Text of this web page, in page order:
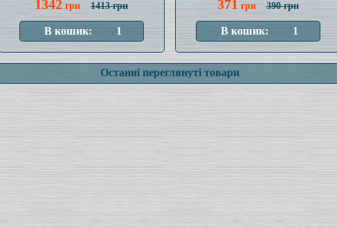
1342грн 1413 грн 371 грн 390 грн
Останні переглянуті товари